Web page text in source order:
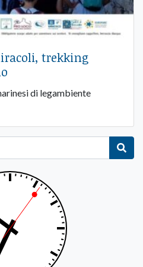
trekking
di legambiente